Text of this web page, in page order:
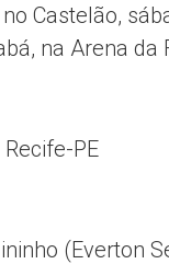
Castelão,
na Arena
PE
(Everton